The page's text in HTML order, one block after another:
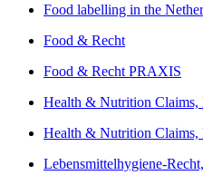
Food labelling in the
Food & Recht
Food & Recht PRAXIS
Health & Nutrition Claims,
Health & Nutrition Claims,
Lebensmittelhygiene-